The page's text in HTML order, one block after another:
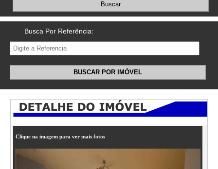
Buscar
Busca Por Referência:
BUSCAR POR IMÓVEL
Clique na imagem para ver mais fotos